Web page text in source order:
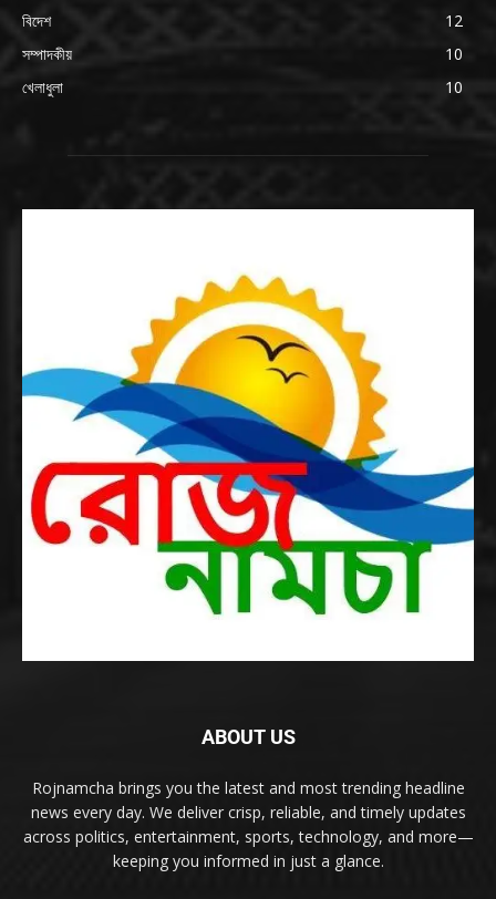
বিদেশ
12
সম্পাদকীয়
10
খেলাধুলা
10
ABOUT US
Rojnamcha brings you the latest and most trending headline
news every day. We deliver crisp, reliable, and timely updates
across politics, entertainment, sports, technology, and more—
keeping you informed in just a glance.